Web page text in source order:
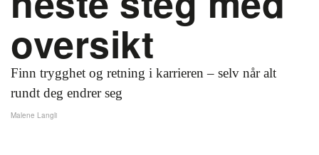
oversikt
Finn trygghet og retning i karrieren – selv når alt
rundt deg endrer seg
Malene Langli